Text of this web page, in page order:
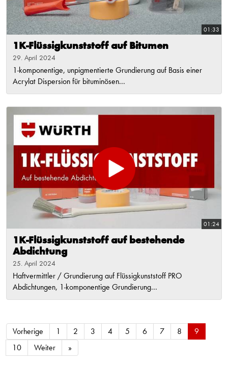
01:33
1K-Flüssigkunststoff auf Bitumen
29. April 2024
1-komponentige, unpigmentierte Grundierung auf Basis einer
Acrylat Dispersion für bituminösen...
01:24
1K-Flüssigkunststoff auf bestehende
Abdichtung
25. April 2024
Haftvermittler / Grundierung auf Flüssigkunststoff PRO
Abdichtungen, 1-komponentige Grundierung...
Vorherige 1 2 3 4 5 6 7 8
9
10
Weiter »